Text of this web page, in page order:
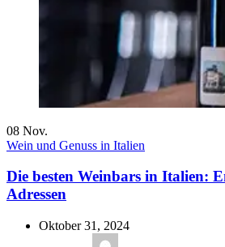
08 Nov.
Wein und Genuss in Italien
Die besten Weinbars in Italien:
Adressen
Oktober 31, 2024